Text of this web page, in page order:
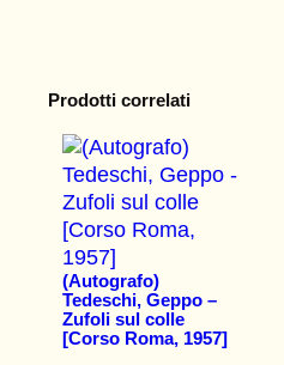
Prodotti correlati
(Autografo)
Tedeschi, Geppo –
Zufoli sul colle
[Corso Roma, 1957]